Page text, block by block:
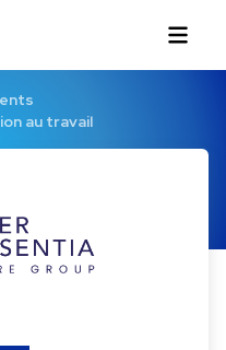
au travail